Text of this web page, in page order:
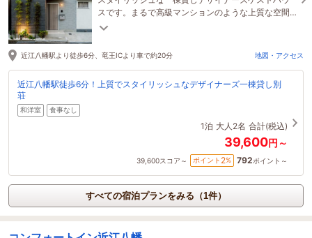
スです。まるで高級マンションのような上質な空間
で、観光はもちろんビジネス利用にも最適。
近江八幡駅より徒歩6分、竜王ICより車で約20分 地図・アクセス
近江八幡駅徒歩6分！上質でスタイリッシュなデザイナーズ一棟貸し別
荘
和洋室 食事なし
1泊 大人2名 合計(税込)
39,600円～
39,600スコア～ ポイント 2% 792ポイント～
すべての宿泊プランをみる（1件）